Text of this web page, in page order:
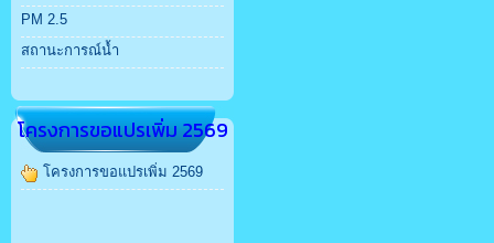
PM 2.5
สถานะการณ์น้ำ
โครงการขอแปรเพิ่ม 2569
โครงการขอแปรเพิ่ม 2569